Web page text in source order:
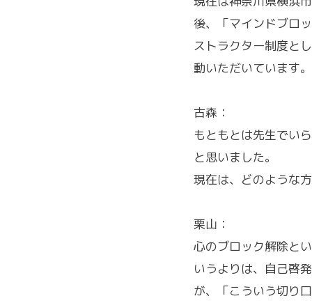
後、「マインドブロ
ストラクター制度と
動いただいています。
古森：
もともとは先生でい
と思いました。
現在は、どのような
栗山：
心のブロック解除と
いうよりは、自己啓
が、「こういう切り